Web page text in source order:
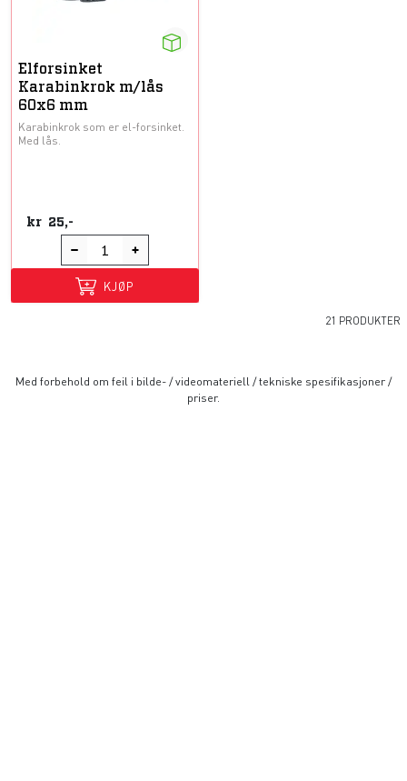
Elforsinket
Karabinkrok m/lås
60x6 mm
Karabinkrok som er el-forsinket.
Med lås.
kr 25,-
KJØP
21 PRODUKTER
Med forbehold om feil i bilde- / videomateriell / tekniske spesifikasjoner /
priser.